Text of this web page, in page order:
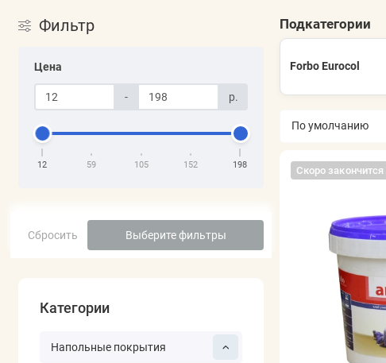
Фильтр
Цена
- р.
12 59 105 152 198
Сбросить Выберите фильтры
Категории
Напольные покрытия
Подкатегории
Forbo Eurocol
Скоро закончится